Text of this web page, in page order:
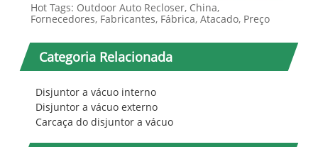
Hot Tags: Outdoor Auto Recloser, China,
Fornecedores, Fabricantes, Fábrica, Atacado, Preço
Categoria Relacionada
Disjuntor a vácuo interno
Disjuntor a vácuo externo
Carcaça do disjuntor a vácuo